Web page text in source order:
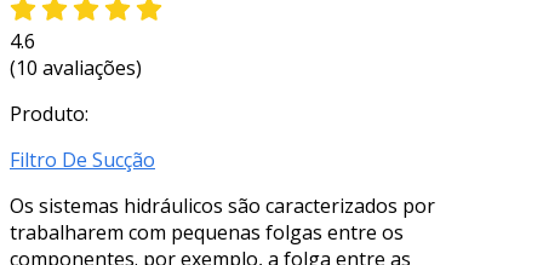
4.6
(10 avaliações)
Produto:
Filtro De Sucção
Os sistemas hidráulicos são caracterizados por
trabalharem com pequenas folgas entre os
componentes. por exemplo, a folga entre as